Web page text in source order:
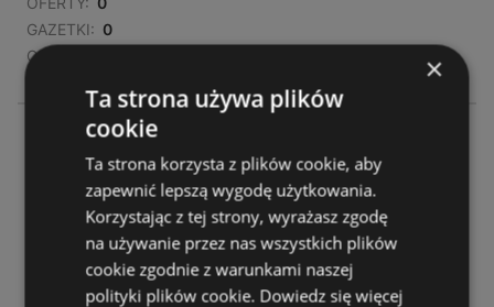
GAZETKI: 0
ODLEGŁOŚĆ:
Żabka
Moniuszki 4a
62-200 Gniezno
OFERTY: 0
GAZETKI: 0
ODLEGŁOŚĆ: 269,12 km
×
Ta strona używa plików
cookie
Ta strona korzysta z plików cookie, aby
zapewnić lepszą wygodę użytkowania.
Korzystając z tej strony, wyrażasz zgodę
na używanie przez nas wszystkich plików
cookie zgodnie z warunkami naszej
polityki plików cookie. Dowiedz się więcej